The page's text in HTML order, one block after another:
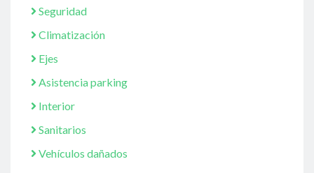
Seguridad
Climatización
Ejes
Asistencia parking
Interior
Sanitarios
Vehículos dañados